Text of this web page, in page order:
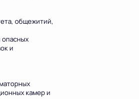
общежитий,
опасных
и
камер и